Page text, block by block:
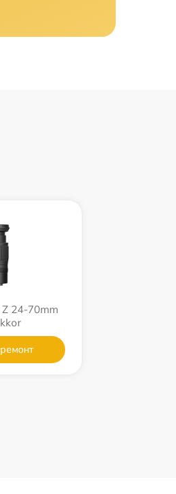
24-70mm